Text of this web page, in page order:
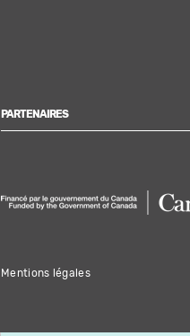
PARTENAIRES
Mentions légales